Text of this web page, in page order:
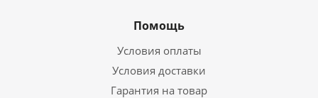
Помощь
Условия оплаты
Условия доставки
Гарантия на товар